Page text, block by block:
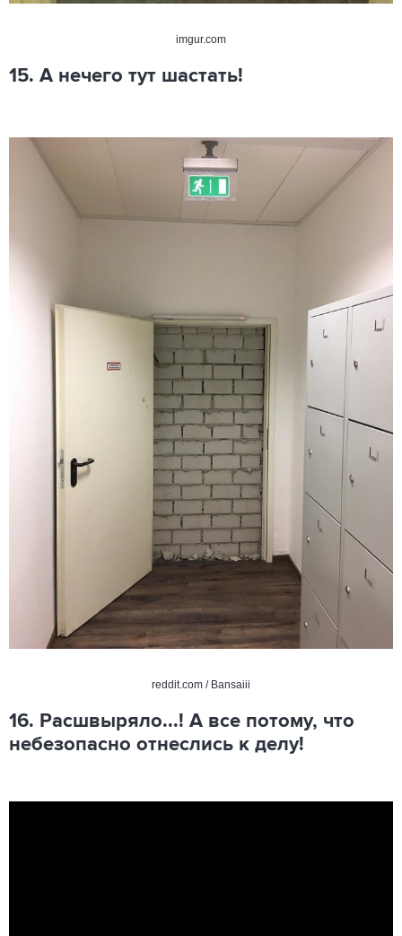
imgur.com
15. А нечего тут шастать!
reddit.com / Bansaiii
16. Расшвыряло...! А все потому, что
небезопасно отнеслись к делу!